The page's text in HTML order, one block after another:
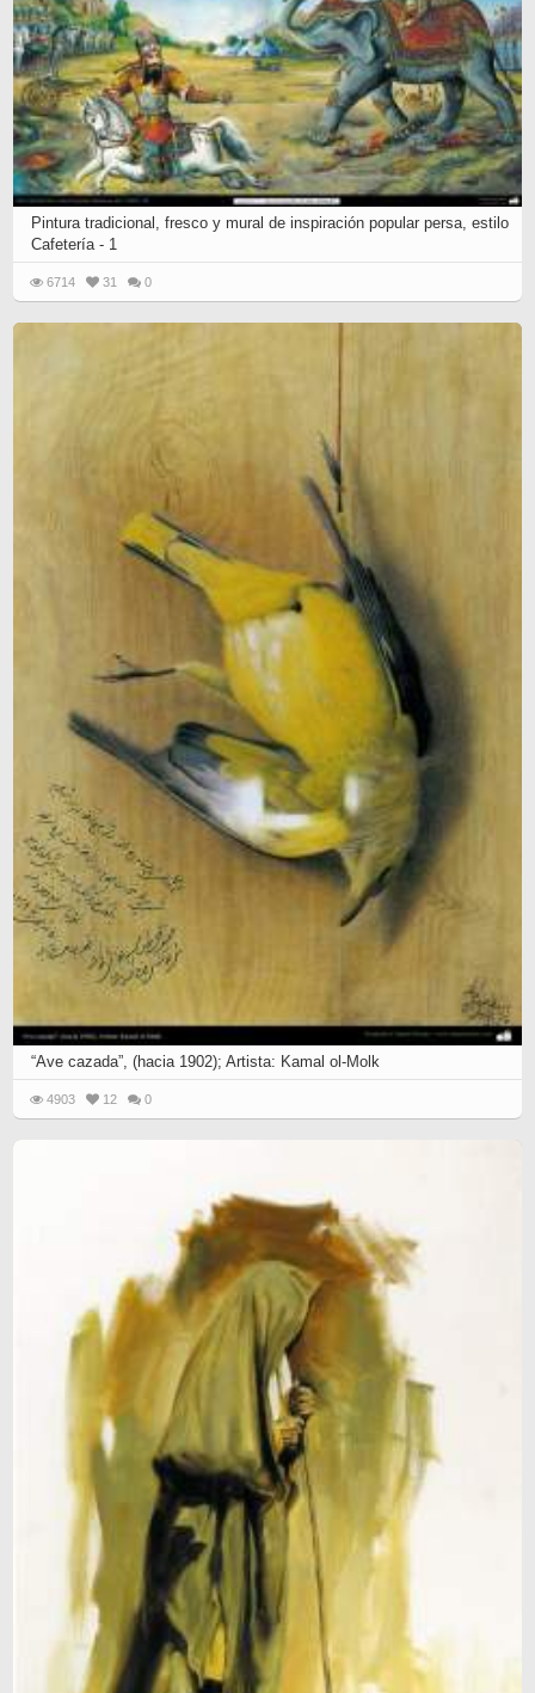
Pintura tradicional, fresco y mural de inspiración popular persa, estilo
Cafetería - 1
6714 31 0
“Ave cazada”, (hacia 1902); Artista: Kamal ol-Molk
4903 12 0